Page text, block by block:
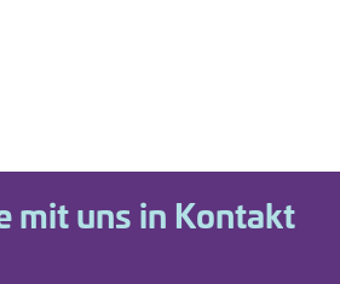
mit uns in Kontakt